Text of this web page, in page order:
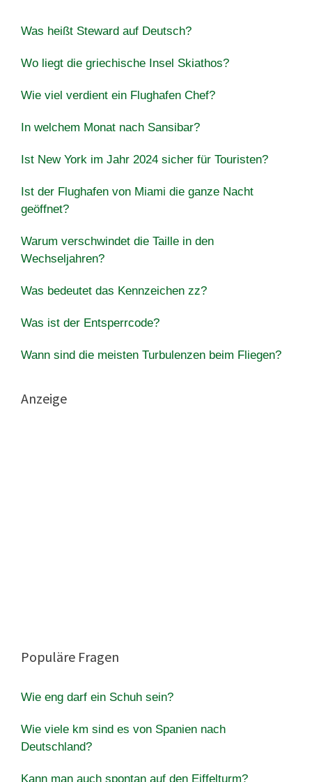
Was heißt Steward auf Deutsch?
Wo liegt die griechische Insel Skiathos?
Wie viel verdient ein Flughafen Chef?
In welchem Monat nach Sansibar?
Ist New York im Jahr 2024 sicher für Touristen?
Ist der Flughafen von Miami die ganze Nacht
geöffnet?
Warum verschwindet die Taille in den
Wechseljahren?
Was bedeutet das Kennzeichen zz?
Was ist der Entsperrcode?
Wann sind die meisten Turbulenzen beim Fliegen?
Anzeige
Populäre Fragen
Wie eng darf ein Schuh sein?
Wie viele km sind es von Spanien nach
Deutschland?
Kann man auch spontan auf den Eiffelturm?